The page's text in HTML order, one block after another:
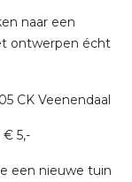
naar een
ontwerpen écht
CK Veenendaal
5,-
een nieuwe tuin